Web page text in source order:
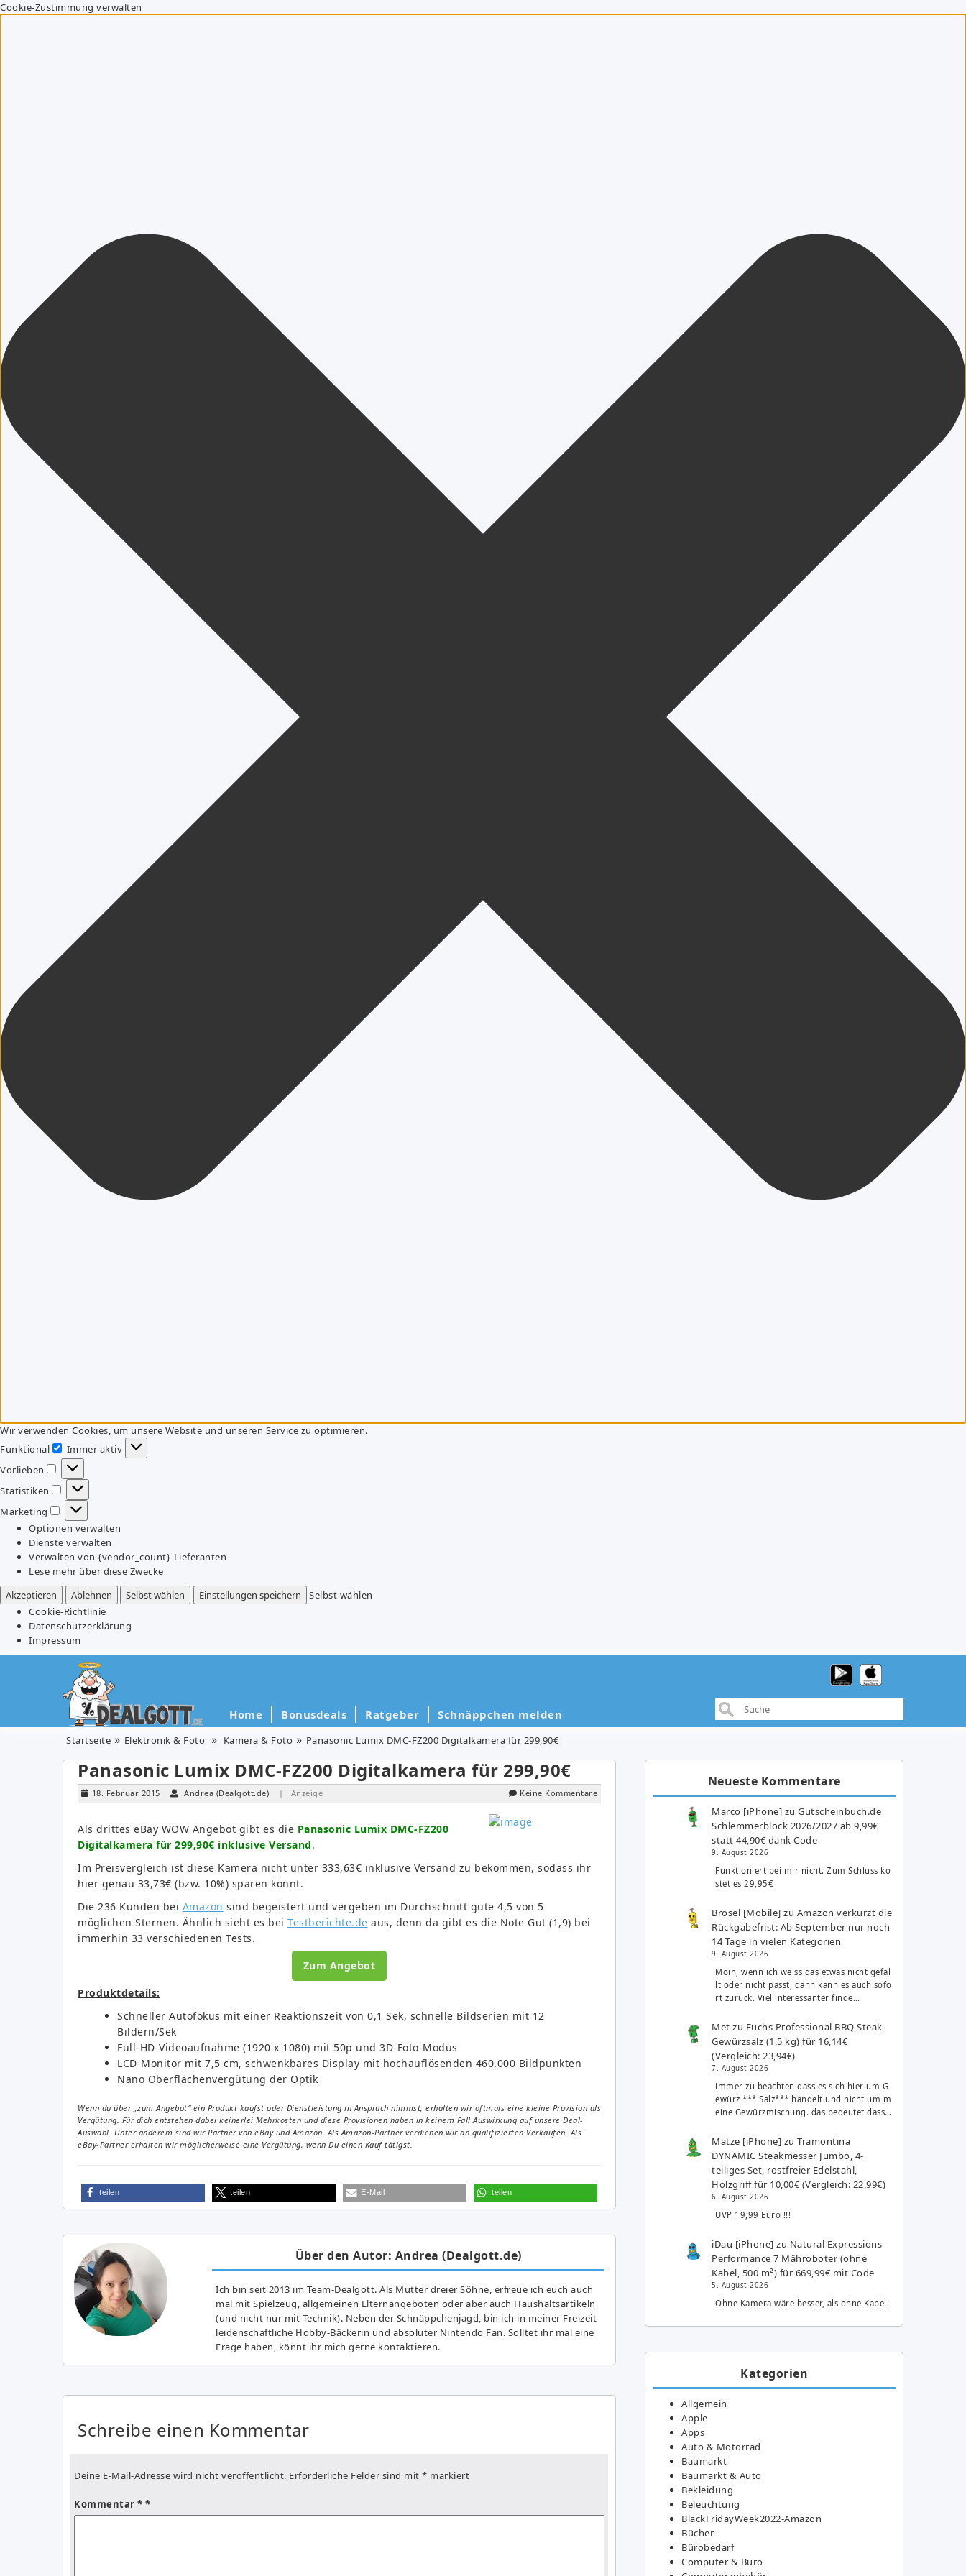
Cookie-Zustimmung verwalten
Wir verwenden Cookies, um unsere Website und unseren Service zu optimieren.
Funktional
Funktional
Immer aktiv
Vorlieben
Vorlieben
Statistiken
Statistiken
Marketing
Marketing
Optionen verwalten
Dienste verwalten
Verwalten von {vendor_count}-Lieferanten
Lese mehr über diese Zwecke
Akzeptieren
Ablehnen Selbst wählen Einstellungen speichern
Selbst wählen
Cookie-Richtlinie
Datenschutzerklärung
Impressum
Home Bonusdeals Ratgeber Schnäppchen melden
Startseite Elektronik & Foto Kamera & Foto Panasonic Lumix DMC-FZ200 Digitalkamera für 299,90€
Panasonic Lumix DMC-FZ200 Digitalkamera für 299,90€
18. Februar 2015 Andrea (Dealgott.de) | Anzeige Keine Kommentare
Als drittes eBay WOW Angebot gibt es die Panasonic Lumix DMC-FZ200
Digitalkamera für 299,90€ inklusive Versand.
Im Preisvergleich ist diese Kamera nicht unter 333,63€ inklusive Versand zu bekommen, sodass ihr
hier genau 33,73€ (bzw. 10%) sparen könnt.
Die 236 Kunden bei Amazon sind begeistert und vergeben im Durchschnitt gute 4,5 von 5
möglichen Sternen. Ähnlich sieht es bei Testberichte.de aus, denn da gibt es die Note Gut (1,9) bei
immerhin 33 verschiedenen Tests.
Zum Angebot
Produktdetails:
Schneller Autofokus mit einer Reaktionszeit von 0,1 Sek, schnelle Bildserien mit 12
Bildern/Sek
Full-HD-Videoaufnahme (1920 x 1080) mit 50p und 3D-Foto-Modus
LCD-Monitor mit 7,5 cm, schwenkbares Display mit hochauflösenden 460.000 Bildpunkten
Nano Oberflächenvergütung der Optik
Wenn du über „zum Angebot“ ein Produkt kaufst oder Dienstleistung in Anspruch nimmst, erhalten wir oftmals eine kleine Provision als
Vergütung. Für dich entstehen dabei keinerlei Mehrkosten und diese Provisionen haben in keinem Fall Auswirkung auf unsere Deal-
Auswahl. Unter anderem sind wir Partner von eBay und Amazon. Als Amazon-Partner verdienen wir an qualifizierten Verkäufen. Als
eBay-Partner erhalten wir möglicherweise eine Vergütung, wenn Du einen Kauf tätigst.
teilen teilen E-Mail teilen
Über den Autor: Andrea (Dealgott.de)
Ich bin seit 2013 im Team-Dealgott. Als Mutter dreier Söhne, erfreue ich euch auch
mal mit Spielzeug, allgemeinen Elternangeboten oder aber auch Haushaltsartikeln
(und nicht nur mit Technik). Neben der Schnäppchenjagd, bin ich in meiner Freizeit
leidenschaftliche Hobby-Bäckerin und absoluter Nintendo Fan. Solltet ihr mal eine
Frage haben, könnt ihr mich gerne kontaktieren.
Schreibe einen Kommentar
Deine E-Mail-Adresse wird nicht veröffentlicht. Erforderliche Felder sind mit * markiert
Kommentar *
Neueste Kommentare
Marco [iPhone] zuGutscheinbuch.de
Schlemmerblock 2026/2027 ab 9,99€
statt 44,90€ dank Code
9. August 2026
Funktioniert bei mir nicht. Zum Schluss ko
stet es 29,95€
Brösel [Mobile] zu Amazon verkürzt die
Rückgabefrist: Ab September nur noch
14 Tage in vielen Kategorien
9. August 2026
Moin, wenn ich weiss das etwas nicht gefäl
lt oder nicht passt, dann kann es auch sofo
rt zurück. Viel interessanter finde…
Met zu Fuchs Professional BBQ Steak
Gewürzsalz (1,5 kg) für 16,14€
(Vergleich: 23,94€)
7. August 2026
immer zu beachten dass es sich hier um G
ewürz *** Salz*** handelt und nicht um m
eine Gewürzmischung. das bedeutet dass…
Matze [iPhone] zuTramontina
DYNAMIC Steakmesser Jumbo, 4-
teiliges Set, rostfreier Edelstahl,
Holzgriff für 10,00€ (Vergleich: 22,99€)
6. August 2026
UVP 19,99 Euro !!!
iDau [iPhone] zu Natural Expressions
Performance 7 Mähroboter (ohne
Kabel, 500 m²) für 669,99€ mit Code
5. August 2026
Ohne Kamera wäre besser, als ohne Kabel!
Kategorien
Allgemein
Apple
Apps
Auto & Motorrad
Baumarkt
Baumarkt & Auto
Bekleidung
Beleuchtung
BlackFridayWeek2022-Amazon
Bücher
Bürobedarf
Computer & Büro